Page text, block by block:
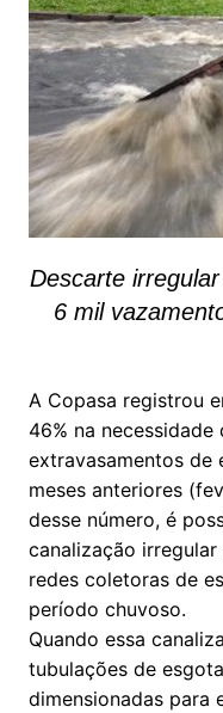
Descarte
6 mil
A Copasa registrou
46% na
extravasamentos de
meses anteriores
desse número, é
canalização
redes coletoras de
período chuvoso.
Quando essa
tubulações de
dimensionadas para